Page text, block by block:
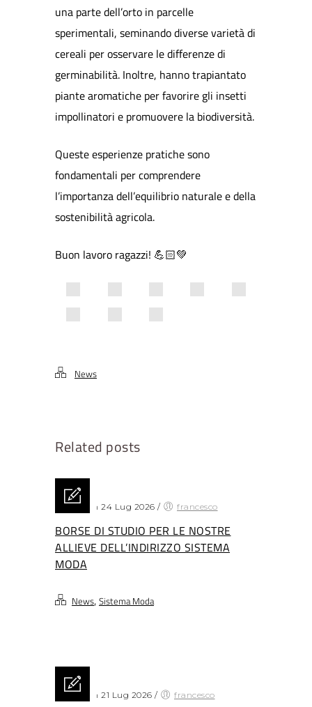
una parte dell’orto in parcelle
sperimentali, seminando diverse varietà di
cereali per osservare le differenze di
germinabilità. Inoltre, hanno trapiantato
piante aromatiche per favorire gli insetti
impollinatori e promuovere la biodiversità.
Queste esperienze pratiche sono
fondamentali per comprendere
l’importanza dell’equilibrio naturale e della
sostenibilità agricola.
Buon lavoro ragazzi! 💪🏻💚
News
Related posts
Posted on 24 Lug 2026 / francesco
BORSE DI STUDIO PER LE NOSTRE
ALLIEVE DELL’INDIRIZZO SISTEMA
MODA
News, Sistema Moda
Posted on 21 Lug 2026 / francesco